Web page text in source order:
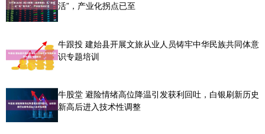
活”，产业化拐点已至
牛跟投 建始县开展文旅从业人员铸牢中华民族共同体意
识专题培训
牛股堂 避险情绪高位降温引发获利回吐，白银刷新历史
新高后进入技术性调整